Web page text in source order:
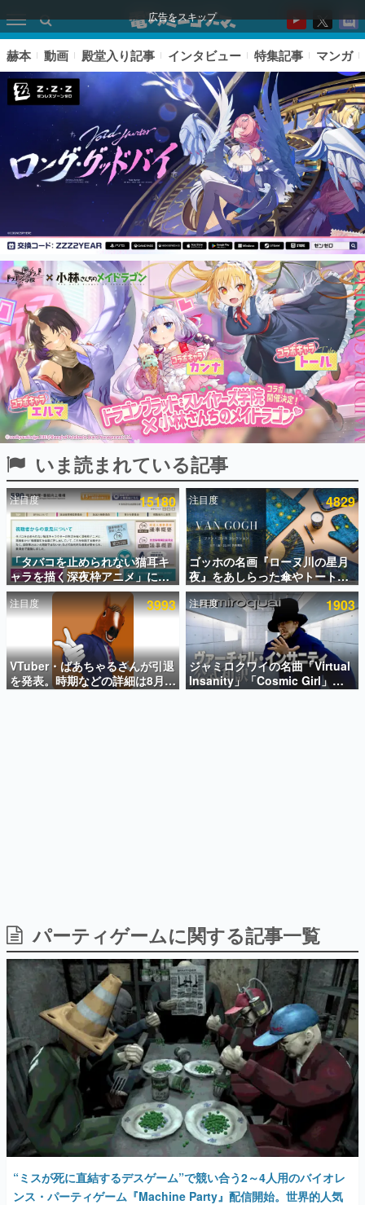
広告をスキップ
ピックアップ
電ファミのいま読まれている記事ランキング
アプリセール情報
インタビュー
連載・特集一覧
殿堂入り記事
SNS拡散数が数千以上！ ページビュー数万以上！ などな
ど。多くの人々に読まれた、電ファミ渾身の“殿堂入り”記
事をまとめました。
ゲームの企画書
名作ゲームクリエイターの方々に製作時のエピソードをお
聞きし、ヒットする企画（ゲーム）とは何か？を探ってい
きます。
赫本
この物語を解いてはいけない。『赫本』は、〈試験問題〉
の形をした短編ホラー小説集です。
新世代に訊く
これからのデジタルゲーム市場を担う若きクリエイター達
の姿を追い、彼らのルーツと情熱を探っていきます。
ゲーム開発者・hamatsu氏がゲームの魅力を画面や操作の
具体的な形から解き明かしていく、硬派で骨太な評論連載
です。
ゲームが変えた日本語
「経験値」「裏技」「ラスボス」… ゲームにまつわる言葉
の起源や用法の変遷を、コンピューター文化史研究家・タ
イニーP氏が徹底調査。
カテゴリ
特集記事
マンガ
女性向け
アプリレビュー
赫本 動画 殿堂入り記事 インタビュー 特集記事 マンガ
いま読まれている記事
注目度 15180
「タバコを止められない猫耳キ
ャラを描く深夜枠アニメ」に視
聴者の一部から批判意見。違法
薬物の使用と思しき描写も含め
て、BPOが議論を交わす
注目度 4829
ゴッホの名画『ローヌ川の星月
夜』をあしらった傘やトートバ
ッグなどが登場。8月7日21時よ
り2日間限定で予約販売
注目度 3993
VTuber・ばあちゃるさんが引退
を発表。時期などの詳細は8月9
日15時からの配信で説明
注目度 1903
ジャミロクワイの名曲「Virtual
Insanity」「Cosmic Girl」
「Canned Heat」公式日本語字
パーティゲームに関する記事一覧
“ミスが死に直結するデスゲーム”で競い合う2～4人用のバイオレ
ンス・パーティゲーム『Machine Party』配信開始。世界的人気